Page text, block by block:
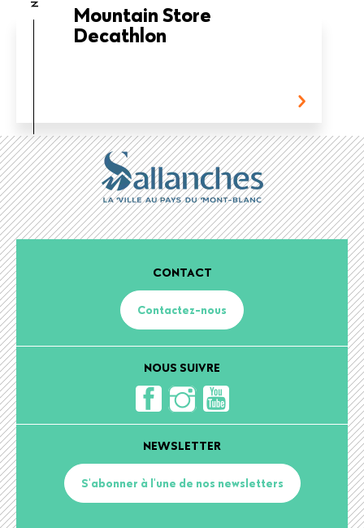
Mountain Store
Decathlon
CONTACT
Contactez-nous
NOUS SUIVRE
NEWSLETTER
S'abonner à l'une de nos newsletters